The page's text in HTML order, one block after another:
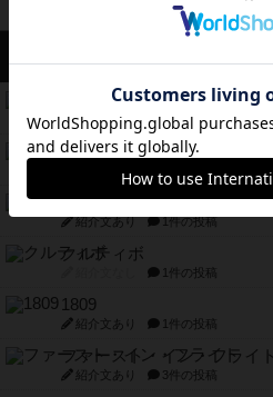
コレクト！
紹介文なし 1件の投稿
無限まちがいさがし
ガルフストライク
紹介文あり 1件の投稿
クルティボ
1件の投稿
1809
紹介文あり 1件の投稿
ファースト・イン・フライト
紹介文あり 3件の投稿